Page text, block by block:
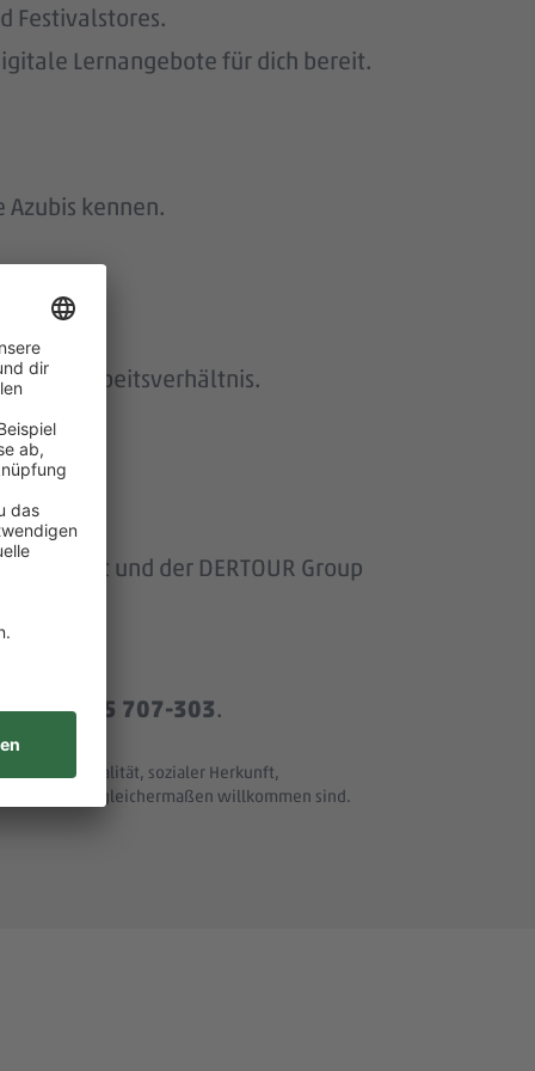
Festivalstores.
Lernangebote für dich bereit.
kennen.
Arbeitsverhältnis.
und der DERTOUR Group
+49 8165 707-303.
und Nationalität, sozialer Herkunft,
Merkmale - gleichermaßen willkommen sind.